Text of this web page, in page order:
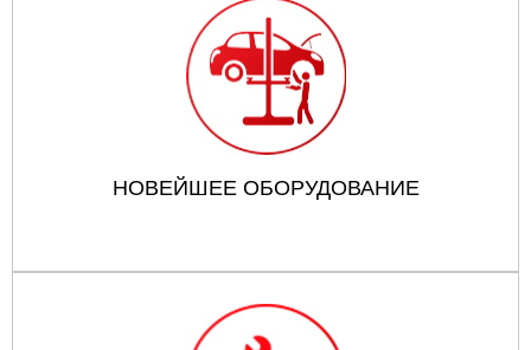
НОВЕЙШЕЕ ОБОРУДОВАНИЕ